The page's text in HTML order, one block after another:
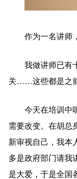
作为一名讲师
我做讲师已有
关……这些都是之
今天在培训中
需要改变。在胡总
新审视自己，我本
多是政府部门请我
是大爱，于是全